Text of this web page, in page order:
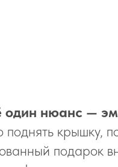
один нюанс —
крышку,
подарок